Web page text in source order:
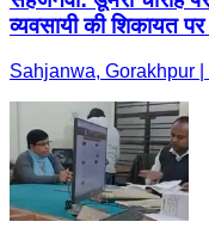
व्यवसायी की शिकायत
Sahjanwa, Gorakhpur